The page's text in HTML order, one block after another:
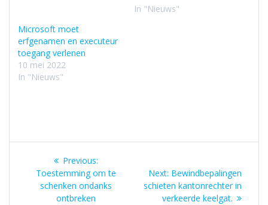
In "Nieuws"
Microsoft moet
erfgenamen en executeur
toegang verlenen
10 mei 2022
In "Nieuws"
Bericht
navigatie
Previous:Previous
post:
Toestemming om te
schenken ondanks
ontbreken
Next: Next
post:
Bewindbepalingen
schieten kantonrechter in
verkeerde keelgat.